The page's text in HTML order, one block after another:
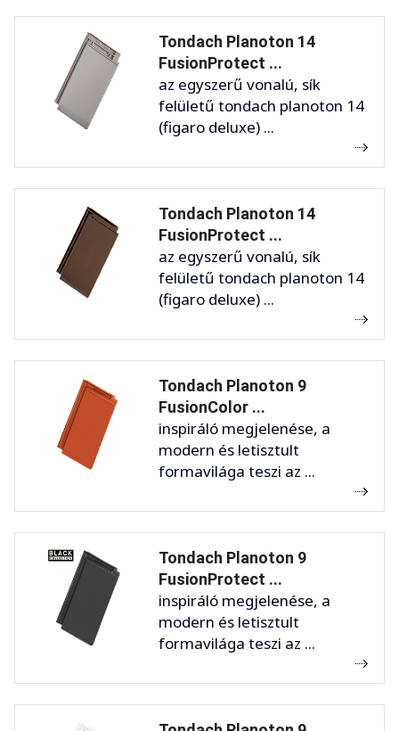
Tondach Planoton 14
FusionProtect ...
az egyszerű vonalú, sík
felületű tondach planoton 14
(figaro deluxe) ...
Tondach Planoton 14
FusionProtect ...
az egyszerű vonalú, sík
felületű tondach planoton 14
(figaro deluxe) ...
Tondach Planoton 9
FusionColor ...
inspiráló megjelenése, a
modern és letisztult
formavilága teszi az ...
Tondach Planoton 9
FusionProtect ...
inspiráló megjelenése, a
modern és letisztult
formavilága teszi az ...